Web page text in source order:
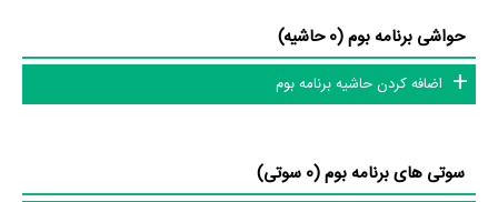
حواشی برنامه بوم (0 حاشیه)
اضافه کردن حاشیه برنامه بوم
سوتی های برنامه بوم (0 سوتی)